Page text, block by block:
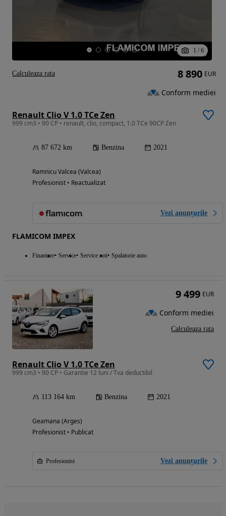
1 / 6
Renault Clio V 1.0 TCe Zen
999 cm3 • 90 CP • renault, clio, compact, 1.0 TCe 90CP Zen
87 672 km Benzina 2021
Ramnicu Valcea (Valcea)
Profesionist • Reactualizat
Vezi anunțurile
FLAMICOM IMPEX
Finantare Service Service roti Spalatorie auto
8 890 EUR
Conform mediei
Calculeaza rata
Renault Clio V 1.0 TCe Zen
999 cm3 • 90 CP • Garantie 12 luni / Tva deductibil
113 164 km Benzina 2021
Geamana (Arges)
Profesionist • Publicat
Profesionist Vezi anunțurile
9 499 EUR
Conform mediei
Calculeaza rata